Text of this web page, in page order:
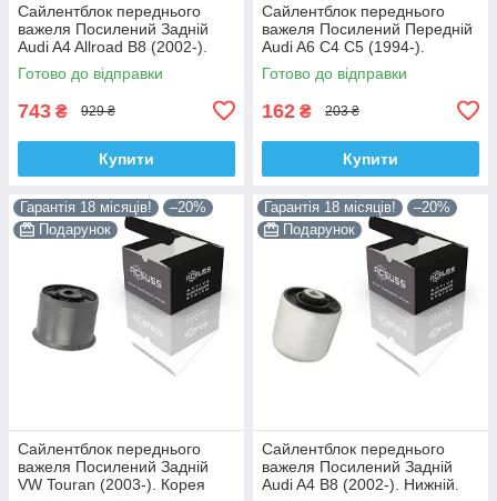
Сайлентблок переднього
важеля Посилений Задній
Audi A4 Allroad B8 (2002-).
Нижній. Корея ACSUSS!
4H0407183 , TD1247W ,
Готово до відправки
743 ₴ 929 ₴
Купити
Сайлентблок переднього
важеля Посилений Передній
Audi A6 C4 C5 (1994-).
Верхній. Корея ACSUSS!
35379 , JBU138 , TD1062W
Готово до відправки
162 ₴ 203 ₴
Купити
Гарантія 18 місяців!
–20%
Подарунок
Сайлентблок переднього
важеля Посилений Задній
VW Touran (2003-). Корея
Гарантія 18 місяців!
–20%
Подарунок
Сайлентблок переднього
важеля Посилений Задній
Audi A4 B8 (2002-). Нижній.